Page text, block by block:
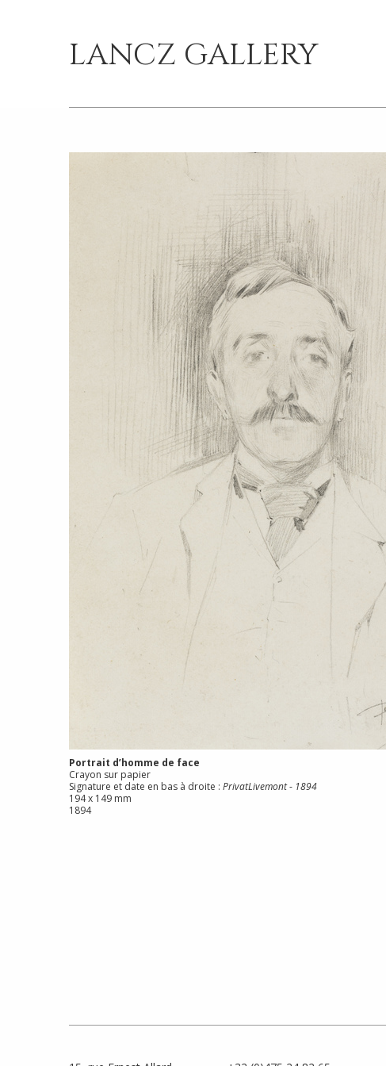
LANCZ GALLERY
Portrait d’homme de face
Crayon sur papier
Signature et date en bas à droite : PrivatLivemont- 1894
194 x 149 mm
1894